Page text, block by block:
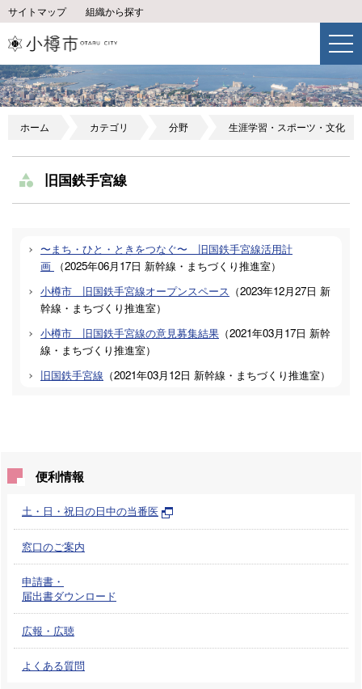
サイトマップ 組織から探す
ホーム カテゴリ 分野 生涯学習・スポーツ・文化
旧国鉄手宮線
〜まち・ひと・ときをつなぐ〜 旧国鉄手宮線活用計
画
（2025年06月17日 新幹線・まちづくり推進室）
小樽市 旧国鉄手宮線オープンスペース （2023年12月27日 新
幹線・まちづくり推進室）
小樽市 旧国鉄手宮線の意見募集結果 （2021年03月17日 新幹
線・まちづくり推進室）
旧国鉄手宮線 （2021年03月12日 新幹線・まちづくり推進室）
便利情報
土・日・祝日の日中の当番医
窓口のご案内
申請書・
届出書ダウンロード
広報・広聴
よくある質問